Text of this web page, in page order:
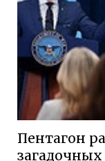
Пентагон